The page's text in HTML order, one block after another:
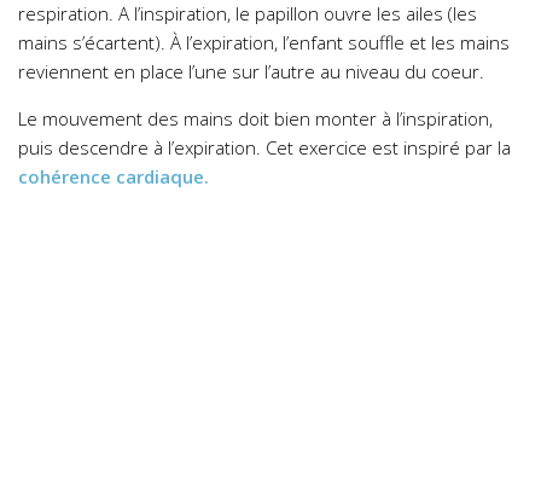
respiration. A l’inspiration, le papillon ouvre les ailes (les
mains s’écartent). À l’expiration, l’enfant souffle et les mains
reviennent en place l’une sur l’autre au niveau du coeur.
Le mouvement des mains doit bien monter à l’inspiration,
puis descendre à l’expiration. Cet exercice est inspiré par la
cohérence cardiaque.